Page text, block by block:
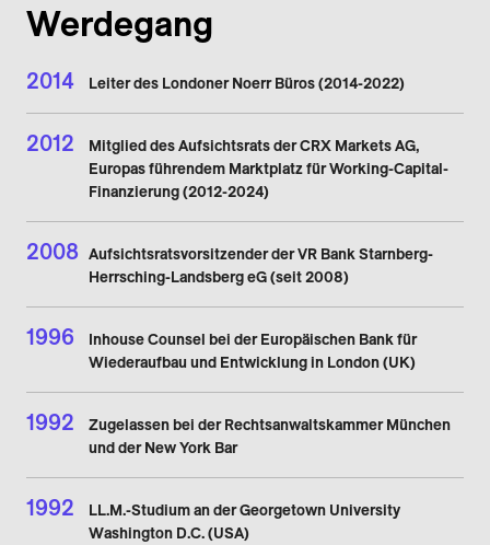
Werdegang
2014 Leiter des Londoner Noerr Büros (2014-2022)
2012
Mitglied des Aufsichtsrats der CRX Markets AG,
Europas führendem Marktplatz für Working-Capital-
Finanzierung (2012-2024)
2008 Aufsichtsratsvorsitzender der VR Bank Starnberg-
Herrsching-Landsberg eG (seit 2008)
1996
Inhouse Counsel bei der Europäischen Bank für
Wiederaufbau und Entwicklung in London (UK)
1992
Zugelassen bei der Rechtsanwaltskammer München
und der New York Bar
1992
LL.M.-Studium an der Georgetown University
Washington D.C. (USA)